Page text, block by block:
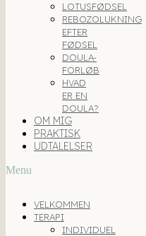
LOTUSFØDSEL
REBOZOLUKNING
EFTER
FØDSEL
DOULA-
FORLØB
HVAD
ER EN
DOULA?
OM MIG
PRAKTISK
UDTALELSER
Menu
VELKOMMEN
TERAPI
INDIVIDUEL